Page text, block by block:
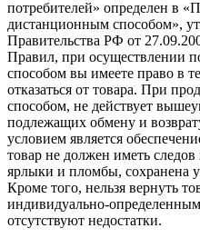
потребителей» определен в
дистанционным способом»,
Правительства РФ от
Правил, при осуществлении
способом вы имеете право в
отказаться от товара. При
способом, не действует
подлежащих обмену и
условием является
товар не должен иметь
ярлыки и пломбы, сохранена
Кроме того, нельзя вернуть
индивидуально-
отсутствуют недостатки.